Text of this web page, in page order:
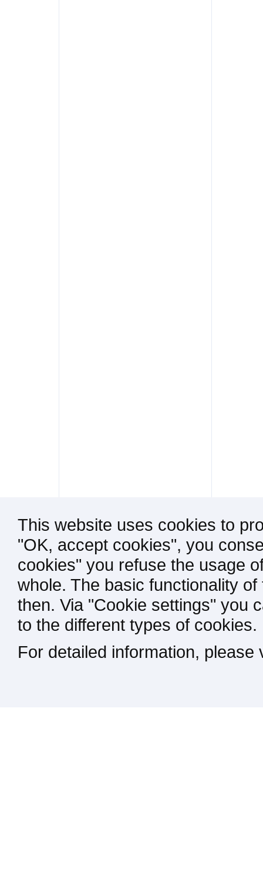
This website uses cookies to
"OK, accept cookies", you
cookies" you refuse the usage
whole. The basic functionality
then. Via "Cookie settings" you
to the different types of cookies.
For detailed information,